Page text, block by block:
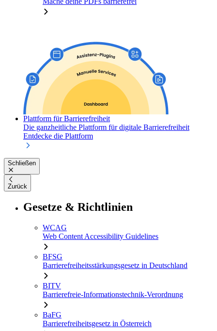
Plattform für Barrierefreiheit
Die ganzheitliche Plattform für digitale Barrierefreiheit
Entdecke die Plattform
Schließen
Zurück
Gesetze & Richtlinien
WCAG
Web Content Accessibility Guidelines
BFSG
Barrierefreiheitsstärkungsgesetz in Deutschland
BITV
Barrierefreie-Informationstechnik-Verordnung
BaFG
Barrierefreiheitsgesetz in Österreich